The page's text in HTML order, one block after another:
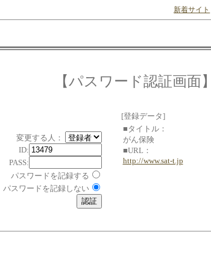
新着サイト
【パスワード認証画面】
変更する人：
ID:
PASS:
パスワードを記録する
パスワードを記録しない
[登録データ]
■タイトル：
がん保険
■URL：
http://www.sat-t.jp